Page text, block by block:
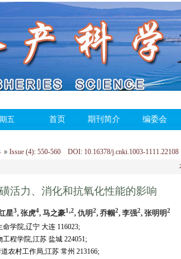
五 首页 期刊简介 编委会
Issue (4):550-560 DOI: 10.16378/j.cnki.1003-1111.22108
活力、消化和抗氧化性能的影响
星3, 张虎4, 马之豪1,2, 仇明2, 乔帼2, 李强2, 张明明2
学院,辽宁 大连 116023;
程学院,江苏 盐城 224051;
农村工作局,江苏 常州 213166;